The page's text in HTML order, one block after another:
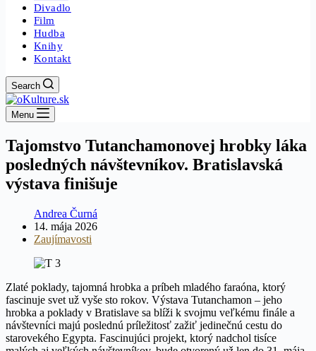
Divadlo
Film
Hudba
Knihy
Kontakt
Search
Menu
Tajomstvo Tutanchamonovej hrobky láka
posledných návštevníkov. Bratislavská
výstava finišuje
Andrea Čurná
14. mája 2026
Zaujímavosti
Zlaté poklady, tajomná hrobka a príbeh mladého faraóna, ktorý
fascinuje svet už vyše sto rokov. Výstava Tutanchamon – jeho
hrobka a poklady v Bratislave sa blíži k svojmu veľkému finále a
návštevníci majú poslednú príležitosť zažiť jedinečnú cestu do
starovekého Egypta. Fascinujúci projekt, ktorý nadchol tisíce